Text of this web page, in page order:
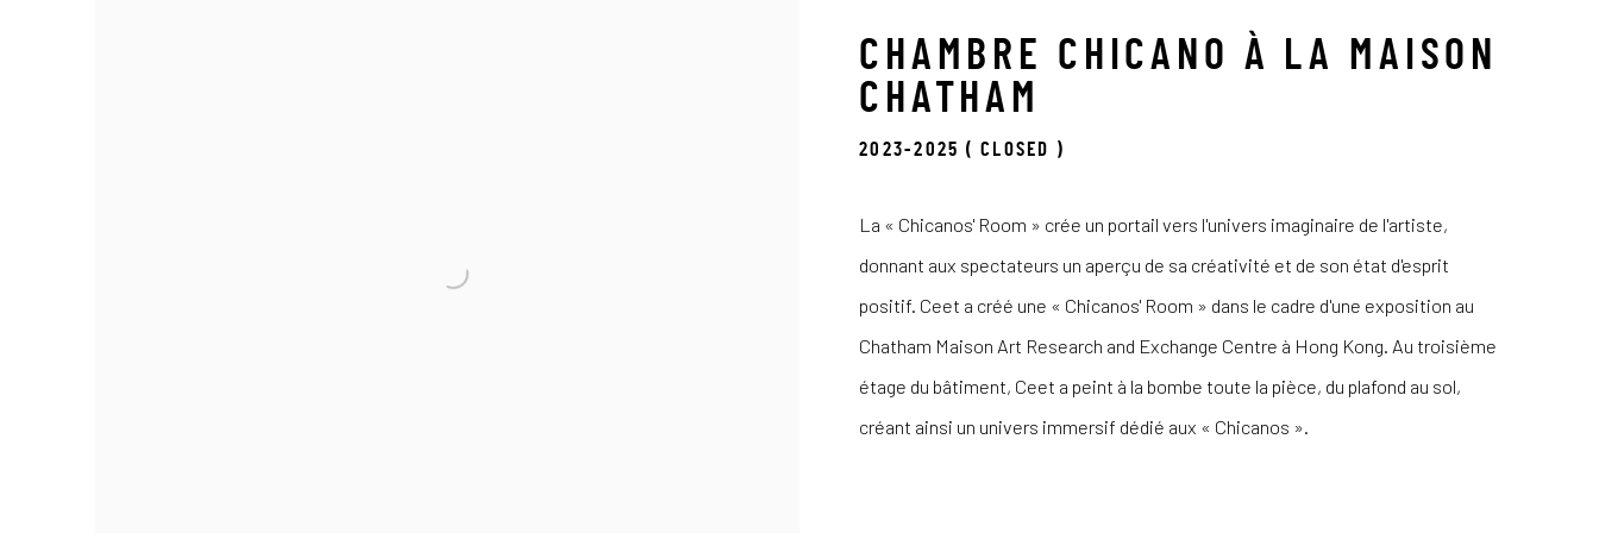
CHAMBRE CHICANO À LA MAISON
CHATHAM
2023-2025 ( CLOSED )
La « Chicanos' Room » crée un portail vers l'univers imaginaire de l'artiste,
donnant aux spectateurs un aperçu de sa créativité et de son état d'esprit
positif. Ceet a créé une « Chicanos' Room » dans le cadre d'une exposition au
Chatham Maison Art Research and Exchange Centre à Hong Kong. Au troisième
étage du bâtiment, Ceet a peint à la bombe toute la pièce, du plafond au sol,
créant ainsi un univers immersif dédié aux « Chicanos ».